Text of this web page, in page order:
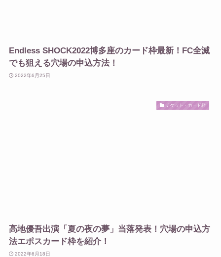
Endless SHOCK2022博多座のカード枠最新！FC全滅
でも狙える穴場の申込方法！
2022年6月25日
チケット・カード枠
高地優吾出演「夏の夜の夢」当落発表！穴場の申込方
法エポスカード枠を紹介！
2022年6月18日